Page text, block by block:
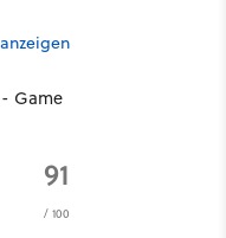
Game
91
/ 100